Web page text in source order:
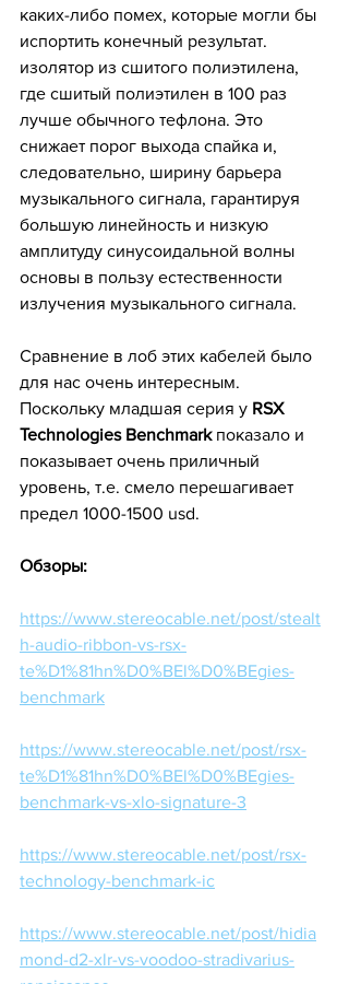
каких-либо помех, которые могли бы
испортить конечный результат.
изолятор из сшитого полиэтилена,
где сшитый полиэтилен в 100 раз
лучше обычного тефлона. Это
снижает порог выхода спайка и,
следовательно, ширину барьера
музыкального сигнала, гарантируя
большую линейность и низкую
амплитуду синусоидальной волны
основы в пользу естественности
излучения музыкального сигнала.
Сравнение в лоб этих кабелей было
для нас очень интересным.
Поскольку младшая серия у RSX
Тесhnоlogiеs Benchmark показало и
показывает очень приличный
уровень, т.е. смело перешагивает
предел 1000-1500 usd.
Обзоры:
https://www.stereocable.net/post/stealt
h-audio-ribbon-vs-rsx-
te%D1%81hn%D0%BEl%D0%BEgies-
benchmark
https://www.stereocable.net/post/rsx-
te%D1%81hn%D0%BEl%D0%BEgies-
benchmark-vs-xlo-signature-3
https://www.stereocable.net/post/rsx-
technology-benchmark-ic
https://www.stereocable.net/post/hidia
mond-d2-xlr-vs-voodoo-stradivarius-